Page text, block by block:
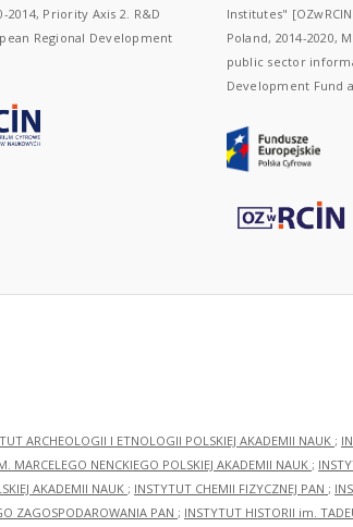
Priority Axis 2. R&D
Regional Development
Institutes"
Poland, 2014-2020,
public sector
Development Fund
ARCHEOLOGII I ETNOLOGII POLSKIEJ AKADEMII NAUK ;
MARCELEGO NENCKIEGO POLSKIEJ AKADEMII NAUK ;
AKADEMII NAUK ; INSTYTUT CHEMII FIZYCZNEJ PAN ;
ZAGOSPODAROWANIA PAN ; INSTYTUT HISTORII im.